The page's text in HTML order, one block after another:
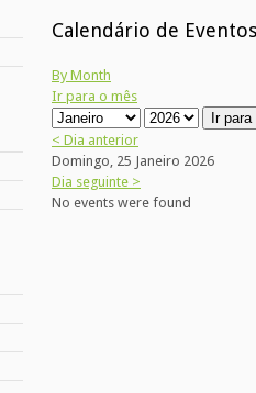
Calendário de Eventos
By Month
Ir para o mês
Ir
< Dia anterior
Domingo, 25 Janeiro 2026
Dia seguinte >
No events were found